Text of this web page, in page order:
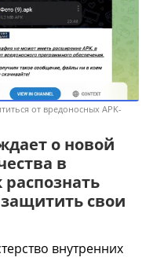
от вредоносных APK-
о новой
в
свои
внутренних